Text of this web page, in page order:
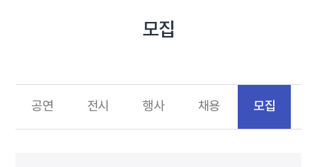
모집
공연 전시 행사 채용 모집